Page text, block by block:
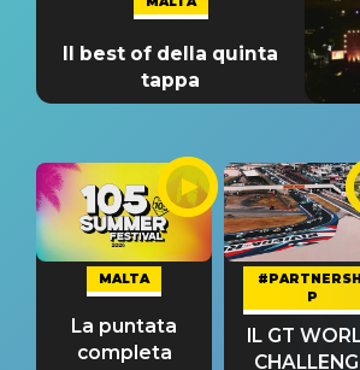
Il best of della quinta
tappa
MALTA
La puntata
completa
#PARTNERSHI
P
IL GT